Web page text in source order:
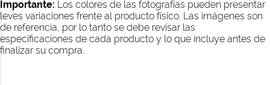
Importante: Los colores de las fotografías pueden presentar
leves variaciones frente al producto físico. Las imágenes son
de referencia, por lo tanto se debe revisar las
especificaciones de cada producto y lo que incluye antes de
finalizar su compra.